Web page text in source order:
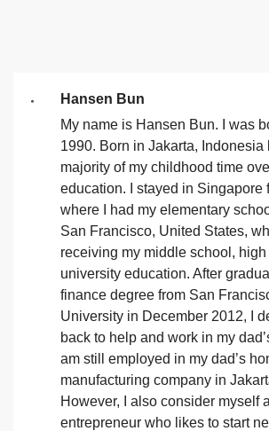
Hansen Bun
My name is Hansen Bun. I was
1990. Born in Jakarta, Indonesia
majority of my childhood time
education. I stayed in Singapore
where I had my elementary
San Francisco, United States,
receiving my middle school, high
university education. After
finance degree from San
University in December 2012, I
back to help and work in my
am still employed in my dad’s
manufacturing company in
However, I also consider myself
entrepreneur who likes to start